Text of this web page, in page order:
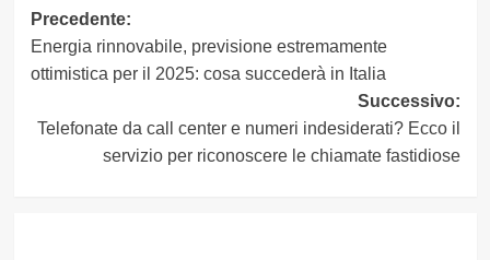
Navigazione
articolo
Precedente:
Energia rinnovabile, previsione estremamente
ottimistica per il 2025: cosa succederà in Italia
Successivo:
Telefonate da call center e numeri indesiderati? Ecco il
servizio per riconoscere le chiamate fastidiose